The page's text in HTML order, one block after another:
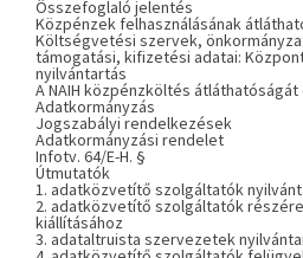
Összefoglaló jelentés
Közpénzek felhasználásának
Költségvetési szervek,
támogatási, kifizetési adatai:
nyilvántartás
A NAIH közpénzköltés
Adatkormányzás
Jogszabályi rendelkezések
Adatkormányzási rendelet
Infotv. 64/E-H. §
Útmutatók
1. adatközvetítő szolgáltatók
2. adatközvetítő szolgáltatók
kiállításához
3. adataltruista szervezetek